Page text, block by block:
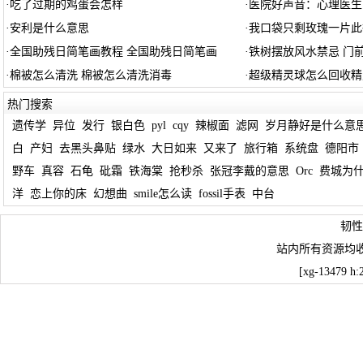
· 吃了过期的鸡蛋会怎样 · 医院好声音：心理医
· 安利是什么意思 ·我口袋只剩玫瑰一片
·全国助残日简笔画教程 全国助残日简笔画 ·铁树摆放风水禁忌 门
·棉被怎么清洗 棉被怎么清洗消毒 ·超级精灵球怎么回收
热门搜索
遗传学 异位 发行 银白色 pyl cqy 辣椒面 滤网
岁月静好是什么意
白
产妇 去黑头鼻贴 绿水 大日如来 又来了 旅行箱 系统盘 德阳市
野车 真容 石龟 砒霜 铁海棠 抢秒杀 张冠李戴的意思 Orc
费城为
洋
恋上你的床 幻想曲 smile怎么读 fossil手表 中台
韧
站内所有资源均
[xg-13479